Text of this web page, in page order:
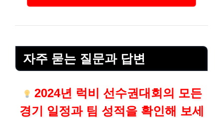
자주 묻는 질문과 답변
2024년 럭비 선수권대회의 모든
경기 일정과 팀 성적을 확인해 보세